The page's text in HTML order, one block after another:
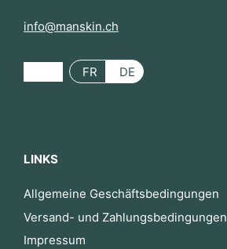
info@manskin.ch
FR DE
LINKS
Allgemeine Geschäftsbedingungen
Versand- und Zahlungsbedingungen
Impressum